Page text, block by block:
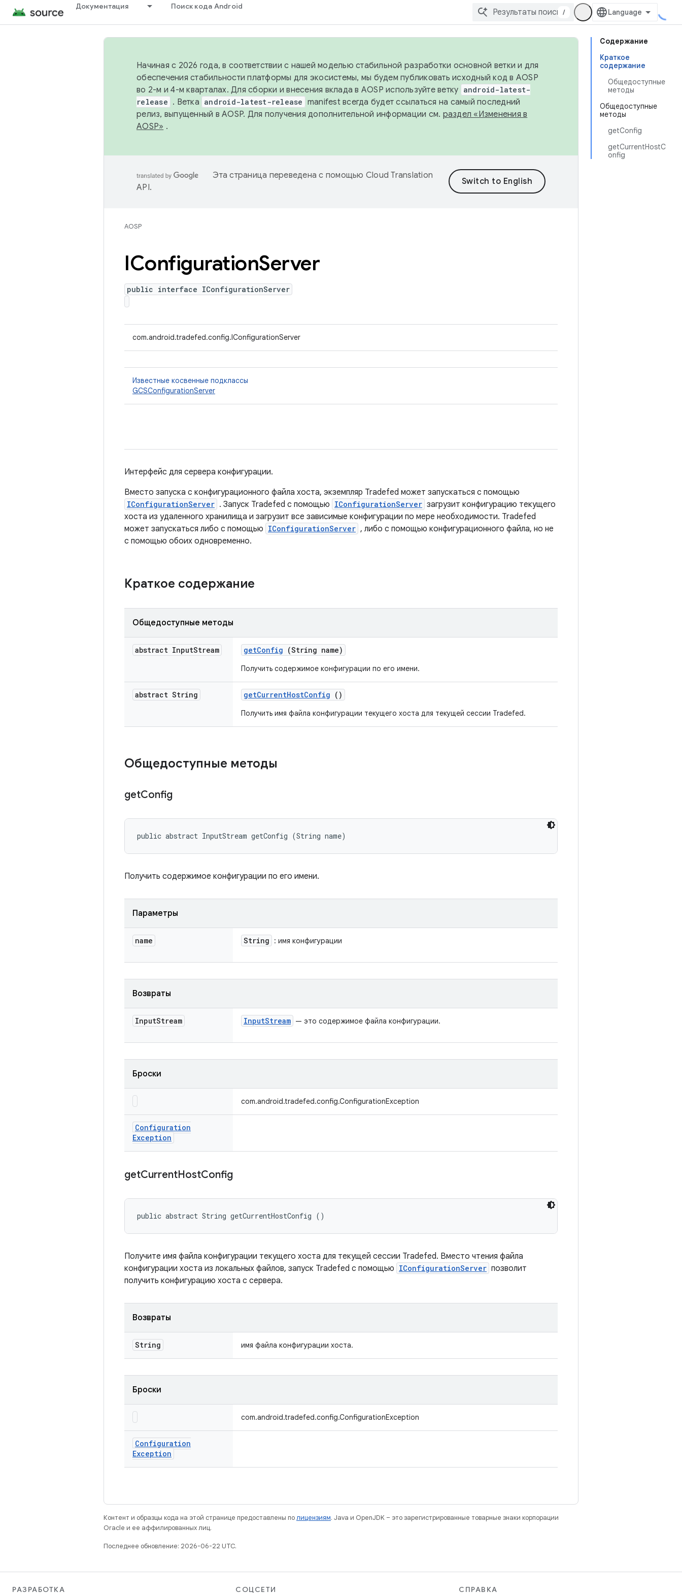
Документация Поиск кода Android
/
Содержание
Краткое
содержание
Общедоступные
методы
Общедоступные
методы
getConfig
getCurrentHostC
onfig
Начиная с 2026 года, в соответствии с нашей моделью стабильной разработки основной ветки и для
обеспечения стабильности платформы для экосистемы, мы будем публиковать исходный код в AOSP
во 2-м и 4-м кварталах. Для сборки и внесения вклада в AOSP используйте ветку android-latest-
release . Ветка android-latest-release manifest всегда будет ссылаться на самый последний
релиз, выпущенный в AOSP. Для получения дополнительной информации см. раздел «Изменения в
AOSP» .
Эта страница переведена с помощью Cloud Translation
API.
AOSP
IConfigurationServer
public interface IConfigurationServer
com.android.tradefed.config.IConfigurationServer
Известные косвенные подклассы
GCSConfigurationServer
Интерфейс для сервера конфигурации.
Вместо запуска с конфигурационного файла хоста, экземпляр Tradefed может запускаться с помощью
IConfigurationServer . Запуск Tradefed с помощью IConfigurationServer загрузит конфигурацию текущего
хоста из удаленного хранилища и загрузит все зависимые конфигурации по мере необходимости. Tradefed
может запускаться либо с помощью IConfigurationServer , либо с помощью конфигурационного файла, но не
с помощью обоих одновременно.
Краткое содержание
Общедоступные методы
abstract InputStream getConfig (String name)
Получить содержимое конфигурации по его имени.
abstract String getCurrentHostConfig ()
Получить имя файла конфигурации текущего хоста для текущей сессии Tradefed.
Общедоступные методы
getConfig
public abstract InputStream getConfig (String name)
Получить содержимое конфигурации по его имени.
Параметры
name String : имя конфигурации
Возвраты
InputStream InputStream — это содержимое файла конфигурации.
Броски
com.android.tradefed.config.ConfigurationException
Configuration
Exception
getCurrentHostConfig
public abstract String getCurrentHostConfig ()
Получите имя файла конфигурации текущего хоста для текущей сессии Tradefed. Вместо чтения файла
конфигурации хоста из локальных файлов, запуск Tradefed с помощью IConfigurationServer позволит
получить конфигурацию хоста с сервера.
Возвраты
String имя файла конфигурации хоста.
Броски
com.android.tradefed.config.ConfigurationException
Configuration
Exception
Контент и образцы кода на этой странице предоставлены полицензиям. Java и OpenJDK – это зарегистрированные товарные знаки корпорации
Oracle и ее аффилированных лиц.
Последнее обновление: 2026-06-22 UTC.
РАЗРАБОТКА СОЦСЕТИ СПРАВКА